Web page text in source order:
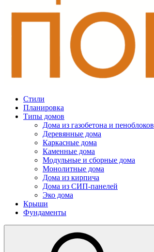
Стили
Планировка
Типы домов
Дома из газобетона и пеноблоков
Деревянные дома
Каркасные дома
Каменные дома
Модульные и сборные дома
Монолитные дома
Дома из кирпича
Дома из СИП-панелей
Эко дома
Крыши
Фундаменты